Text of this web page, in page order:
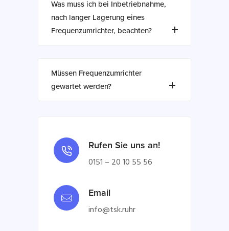
Was muss ich bei Inbetriebnahme,
nach langer Lagerung eines
Frequenzumrichter, beachten?
Müssen Frequenzumrichter
gewartet werden?
Rufen Sie uns an!
0151 – 20 10 55 56
Email
info@tsk.ruhr